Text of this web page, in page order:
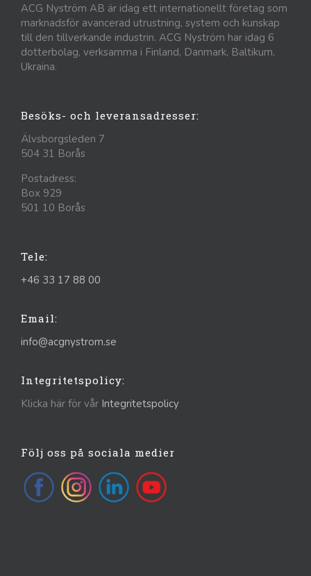
ACG Nyström AB är idag ett internationellt företag som
marknadsför avancerad utrustning, system och kunskap
till den tillverkande industrin. ACG Nyström har idag 6
dotterbolag, verksamma i Finland, Danmark, Baltikum,
Ukraina.
Besöks- och leveransadresser:
Älvsborgsleden 7
504 31 Borås
Postadress:
Box 929
501 10 Borås
Tele:
+46 33 17 88 00
Email:
info@acgnystrom.se
Integritetspolicy:
Klicka här för vår Integritetspolicy
Följ oss på sociala medier